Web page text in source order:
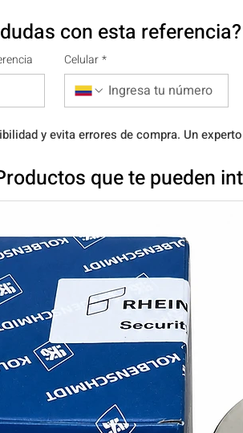
con esta
Celular *
y evita errores de compra. Un
que te pueden